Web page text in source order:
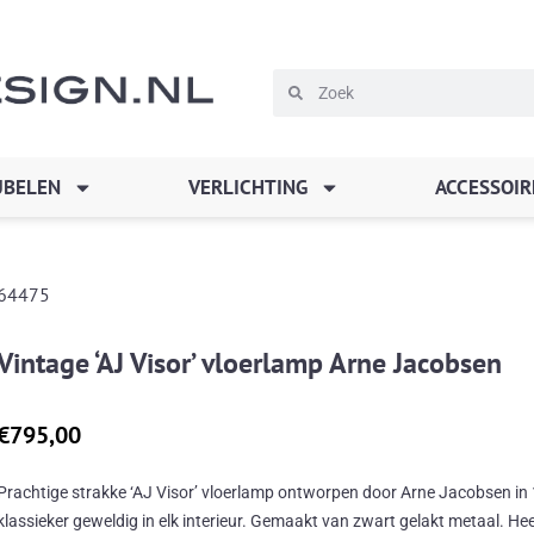
ZoekenZoeken
VERLICHTING
‘AJ Visor’ vloerlamp Arne Jacobsen
795,00
strakke ‘AJ Visor’ vloerlamp ontworpen door Arne Jacobsen
klassieker geweldig in elk interieur. Gemaakt van zwart gelakt metaal.